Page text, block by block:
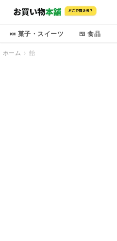
🍬 菓子・スイーツ 🍱 食品
ホーム 飴